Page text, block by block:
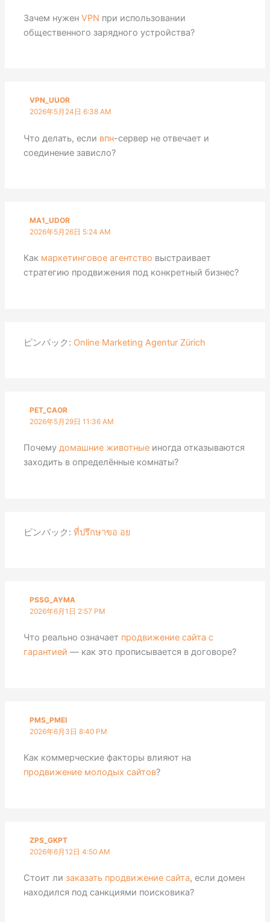
Зачем нуженVPN при использовании
общественного зарядного устройства?
VPN_UUOR
2026年5月24日 6:38 AM
Что делать, если впн-сервер не отвечает и
соединение зависло?
MA1_UDOR
2026年5月26日 5:24 AM
Как маркетинговое агентство выстраивает
стратегию продвижения под конкретный бизнес?
ピンバック: Online Marketing Agentur Zürich
PET_CAOR
2026年5月29日 11:36 AM
Почемудомашние животные иногда отказываются
заходить в определённые комнаты?
ピンバック:ที่ปรึกษาขอ อย
PSSG_AYMA
2026年6月1日 2:57 PM
Что реально означает продвижение сайта с
гарантией — как это прописывается в договоре?
PMS_PMEI
2026年6月3日 8:40 PM
Как коммерческие факторы влияют на
продвижение молодых сайтов?
ZPS_GKPT
2026年6月12日 4:50 AM
Стоит лизаказать продвижение сайта, если домен
находился под санкциями поисковика?